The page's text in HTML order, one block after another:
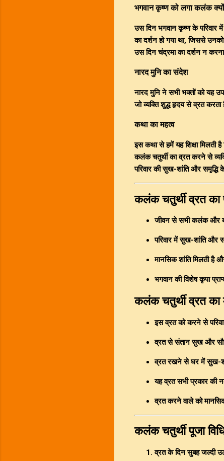
भगवान कृष्ण को लगा कलंक
उस दिन भगवान कृष्ण के
का दर्शन हो गया था, जिससे
उस दिन चंद्रमा का दर्शन न
नारद मुनि का संदेश
नारद मुनि ने सभी भक्तों को यह
जो व्यक्ति शुद्ध हृदय से व्रत
कथा का महत्व
इस कथा से हमें यह शिक्षा मिलती
कलंक चतुर्थी का व्रत करने से
परिवार की सुख-शांति और समृद्धि
कलंक चतुर्थी व्रत
जीवन से सभी कलंक और
परिवार में सुख-शांति और
मानसिक शांति मिलती है
भगवान की विशेष कृपा
कलंक चतुर्थी व्रत का
इस व्रत को करने से
व्रत से संतान सुख और
व्रत रखने से घर में सुख-
यह व्रत सभी प्रकार की
व्रत करने वाले को
कलंक चतुर्थी पूजा
व्रत के दिन सुबह जल्दी